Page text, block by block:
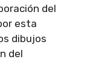
del
esta
dibujos
del